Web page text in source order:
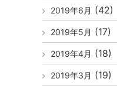
2019年6月 (42)
2019年5月 (17)
2019年4月 (18)
2019年3月 (19)